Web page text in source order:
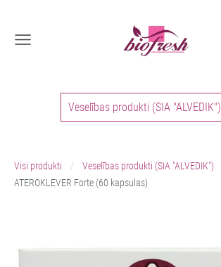
Veselības produkti (SIA "ALVEDIK")
Visi produkti
Veselības produkti (SIA "ALVEDIK")
ATEROKLEVER Forte (60 kapsulas)